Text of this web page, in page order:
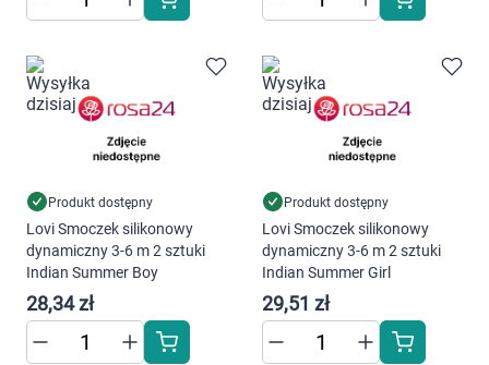
Grupy produktowe
Marki
Produkt dostępny
Lovi Smoczek silikonowy
dynamiczny 3-6 m 2 sztuki
Indian Summer Boy
28,34 zł
Produkt dostępny
Lovi Smoczek silikonowy
dynamiczny 3-6 m 2 sztuki
Indian Summer Girl
29,51 zł